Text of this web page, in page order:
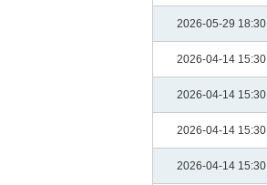
2026-05-29 18:30
2026-04-14 15:30
2026-04-14 15:30
2026-04-14 15:30
2026-04-14 15:30